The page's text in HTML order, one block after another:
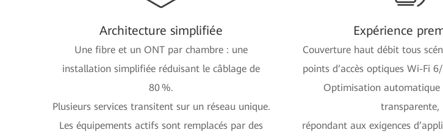
Architecture simplifiée
Une fibre et un ONT par chambre : une
installation simplifiée réduisant le câblage de
80 %.
Plusieurs services transitent sur un réseau unique.
Les équipements actifs sont remplacés par des
Expérience
Couverture haut débit tous
points d’accès optiques Wi-Fi
Optimisation automatique
transparente,
répondant aux exigences